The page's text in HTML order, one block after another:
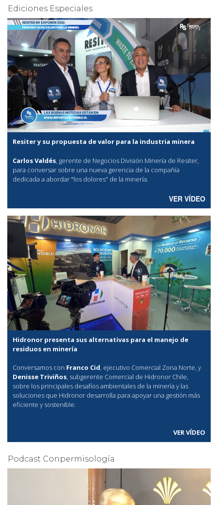
Ediciones Especiales
Resiter y su propuesta de valor para la industria minera
Carlos Valdés, gerente de Negocios División Minería de Resiter,
para conversar sobre una nueva gerencia de la compañía
dedicada a abordar "los dolores" de la minería.
VER VÍDEO
Hidronor presenta sus alternativas para el manejo de
residuos en minería
Conversamos con Franco Cid, ejecutivo Comercial Zona Norte, y
Denisse Triviños, subgerente Comercial de Hidronor Chile,
sobre los principales desafíos ambientales de la minería y las
soluciones que Hidronor desarrolla para apoyar una gestión más
eficiente y sostenible.
VER VÍDEO
Podcast Conpermisología